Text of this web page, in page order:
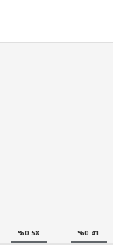
%0.58 %0.41